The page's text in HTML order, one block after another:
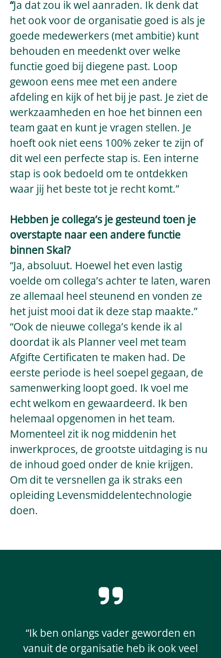
“Ja dat zou ik wel aanraden. Ik denk dat
het ook voor de organisatie goed is als je
goede medewerkers (met ambitie) kunt
behouden en meedenkt over welke
functie goed bij diegene past. Loop
gewoon eens mee met een andere
afdeling en kijk of het bij je past. Je ziet de
werkzaamheden en hoe het binnen een
team gaat en kunt je vragen stellen. Je
hoeft ook niet eens 100% zeker te zijn of
dit wel een perfecte stap is. Een interne
stap is ook bedoeld om te ontdekken
waar jij het beste tot je recht komt.”
Hebben je collega’s je gesteund toen je
overstapte naar een andere functie
binnen Skal?
“Ja, absoluut. Hoewel het even lastig
voelde om collega’s achter te laten, waren
ze allemaal heel steunend en vonden ze
het juist mooi dat ik deze stap maakte.”
“Ook de nieuwe collega’s kende ik al
doordat ik als Planner veel met team
Afgifte Certificaten te maken had. De
eerste periode is heel soepel gegaan, de
samenwerking loopt goed. Ik voel me
echt welkom en gewaardeerd. Ik ben
helemaal opgenomen in het team.
Momenteel zit ik nog middenin het
inwerkproces, de grootste uitdaging is nu
de inhoud goed onder de knie krijgen.
Om dit te versnellen ga ik straks een
opleiding Levensmiddelentechnologie
doen.
“Ik ben onlangs vader geworden en
vanuit de organisatie heb ik ook veel